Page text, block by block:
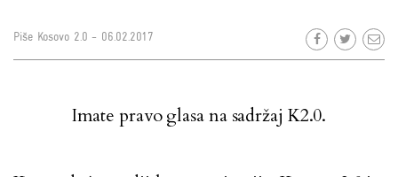
Piše Kosovo 2.0 - 06.02.2017
Imate pravo glasa na sadržaj K2.0.